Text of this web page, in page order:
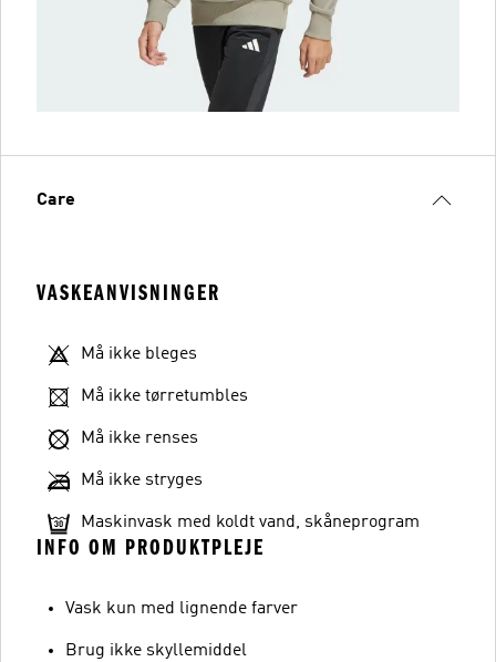
Care
VASKEANVISNINGER
Må ikke bleges
Må ikke tørretumbles
Må ikke renses
Må ikke stryges
Maskinvask med koldt vand, skåneprogram
INFO OM PRODUKTPLEJE
Vask kun med lignende farver
Brug ikke skyllemiddel